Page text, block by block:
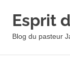
Esprit
Blog du pasteur